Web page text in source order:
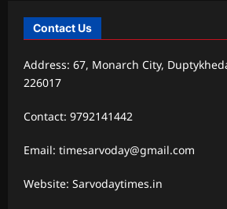
Contact Us
Address: 67, Monarch City,
226017
Contact: 9792141442
Email: timesarvoday@gmail.com
Website: Sarvodaytimes.in